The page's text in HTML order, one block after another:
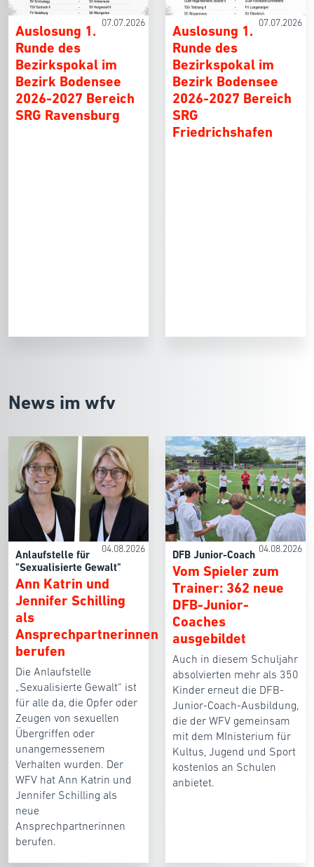
07.07.2026
Auslosung 1.
Runde des
Bezirkspokal im
Bezirk Bodensee
2026-2027 Bereich
SRG Ravensburg
07.07.2026
Auslosung 1.
Runde des
Bezirkspokal im
Bezirk Bodensee
2026-2027 Bereich
SRG
Friedrichshafen
News im wfv
04.08.2026
Anlaufstelle für
"Sexualisierte Gewalt"
Ann Katrin und
Jennifer Schilling
als
Ansprechpartnerinnen
berufen
Die Anlaufstelle
„Sexualisierte Gewalt“ ist
für alle da, die Opfer oder
Zeugen von sexuellen
Übergriffen oder
unangemessenem
Verhalten wurden. Der
WFV hat Ann Katrin und
Jennifer Schilling als
neue
Ansprechpartnerinnen
berufen.
04.08.2026
DFB Junior-Coach
Vom Spieler zum
Trainer: 362 neue
DFB-Junior-
Coaches
ausgebildet
Auch in diesem Schuljahr
absolvierten mehr als 350
Kinder erneut die DFB-
Junior-Coach-Ausbildung,
die der WFV gemeinsam
mit dem MInisterium für
Kultus, Jugend und Sport
kostenlos an Schulen
anbietet.